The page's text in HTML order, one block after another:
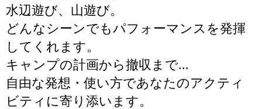
水辺遊び、山遊び。
どんなシーンでもパフォーマンスを発揮
してくれます。
キャンプの計画から撤収まで...
自由な発想・使い方であなたのアクティ
ビティに寄り添います。